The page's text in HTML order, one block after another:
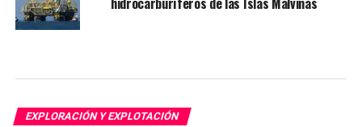
EXPLORACIÓN Y EXPLOTACIÓN